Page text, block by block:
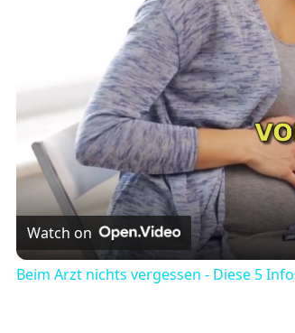
Watch on
Beim Arzt nichts vergessen - Diese 5